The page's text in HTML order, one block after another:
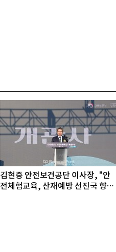
김현중 안전보건공단 이사장, "안
전체험교육, 산재예방 선진국 향한